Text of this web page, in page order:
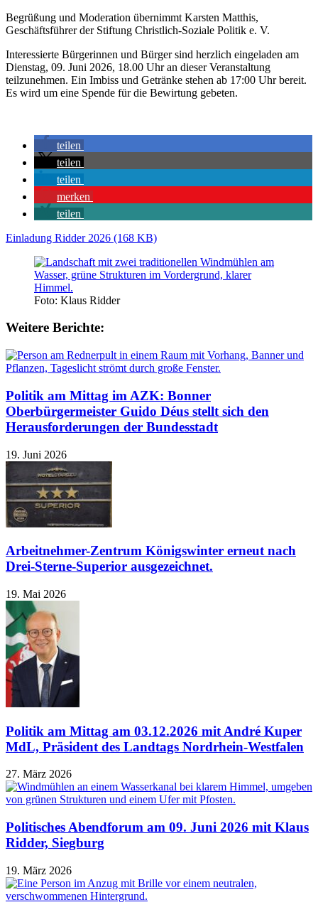
Begrüßung und Moderation übernimmt Karsten Matthis,
Geschäftsführer der Stiftung Christlich-Soziale Politik e. V.
Interessierte Bürgerinnen und Bürger sind herzlich eingeladen am
Dienstag, 09. Juni 2026, 18.00 Uhr an dieser Veranstaltung
teilzunehmen. Ein Imbiss und Getränke stehen ab 17:00 Uhr bereit.
Es wird um eine Spende für die Bewirtung gebeten.
teilen
teilen
teilen
merken
teilen
Einladung Ridder 2026 (168 KB)
Foto: Klaus Ridder
Weitere Berichte:
Politik am Mittag im AZK: Bonner
Oberbürgermeister Guido Déus stellt sich den
Herausforderungen der Bundesstadt
19. Juni 2026
Arbeitnehmer-Zentrum Königswinter erneut nach
Drei-Sterne-Superior ausgezeichnet.
19. Mai 2026
Politik am Mittag am 03.12.2026 mit André Kuper
MdL, Präsident des Landtags Nordrhein-Westfalen
27. März 2026
Politisches Abendforum am 09. Juni 2026 mit Klaus
Ridder, Siegburg
19. März 2026